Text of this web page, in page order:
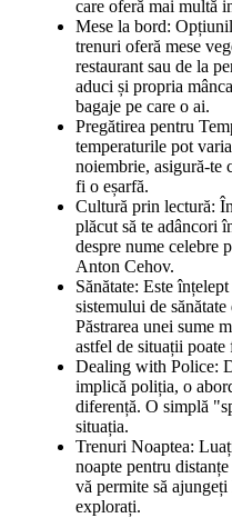
care oferă mai multă
Mese la bord:
trenuri oferă mese
restaurant sau de la
aduci și propria
bagaje pe care o ai.
Pregătirea pentru
temperaturile pot
noiembrie, asigură-te
fi o eșarfă.
Cultură prin lectură:
plăcut să te adâncori
despre nume celebre
Anton Cehov.
Sănătate: Este
sistemului de
Păstrarea unei sume
astfel de situații poate
Dealing with Police:
implică poliția, o
diferență. O simplă
situația.
Trenuri Noaptea:
noapte pentru
vă permite să
explorați.